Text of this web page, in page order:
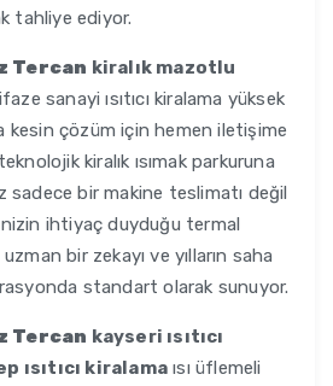
tahliye ediyor.
Tercan kiralık mazotlu
sanayi ısıtıcı kiralama yüksek
kesin çözüm için hemen iletişime
kiralık ısımak parkuruna
sadece bir makine teslimatı değil
ihtiyaç duyduğu termal
bir zekayı ve yılların saha
standart olarak sunuyor.
Tercan kayseri ısıtıcı
ısıtıcı kiralama ısı üflemeli